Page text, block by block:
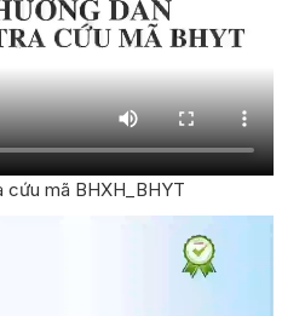
cứu mã BHXH_BHYT